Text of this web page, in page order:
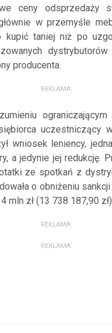
ceny odsprzedaży
w przemyśle
kupić taniej niż po
producenta.
REKLAMA:
wniosek leniency,
a jedynie jej redukcję.
ze spotkań z
o obniżeniu
mln zł (13 738 187,90
REKLAMA:
REKLAMA: